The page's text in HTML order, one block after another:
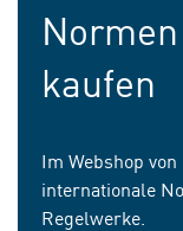
kaufen
Im Webshop
internationale
Regelwerke.